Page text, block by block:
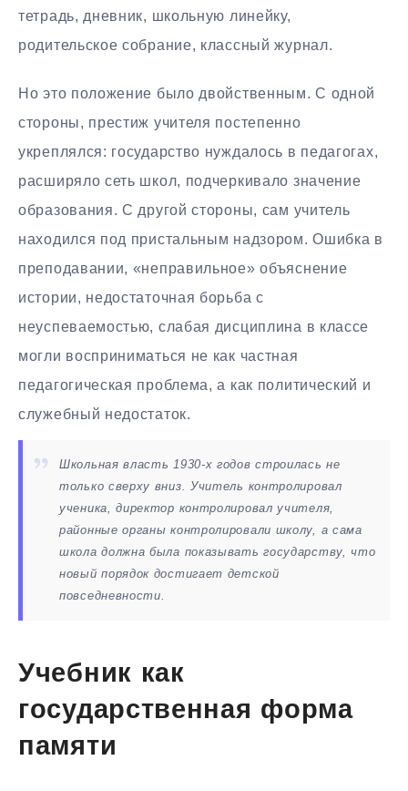
тетрадь, дневник, школьную линейку,
родительское собрание, классный журнал.
Но это положение было двойственным. С одной
стороны, престиж учителя постепенно
укреплялся: государство нуждалось в педагогах,
расширяло сеть школ, подчеркивало значение
образования. С другой стороны, сам учитель
находился под пристальным надзором. Ошибка в
преподавании, «неправильное» объяснение
истории, недостаточная борьба с
неуспеваемостью, слабая дисциплина в классе
могли восприниматься не как частная
педагогическая проблема, а как политический и
служебный недостаток.
Школьная власть 1930-х годов строилась не
только сверху вниз. Учитель контролировал
ученика, директор контролировал учителя,
районные органы контролировали школу, а сама
школа должна была показывать государству, что
новый порядок достигает детской
повседневности.
Учебник как
государственная форма
памяти